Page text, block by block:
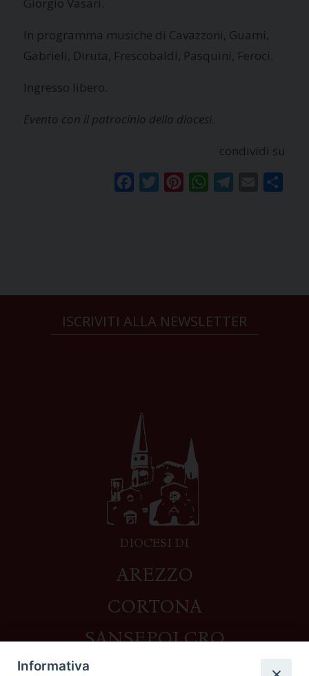
Giorgio Vasari.
In programma musiche di Cavazzoni, Guami,
Gabrieli, Diruta, Frescobaldi, Pasquini, Feroci.
Ingresso libero.
Evento con il patrocinio della diocesi.
condividi su
FacebookTwitterPinterestWhatsAppTelegram
Email
ISCRIVITI ALLA NEWSLETTER
DIOCESI DI
AREZZO
CORTONA
SANSEPOLCRO
Informativa